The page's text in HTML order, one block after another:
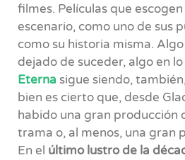
filmes. Películas que
escenario, como uno de sus
como su historia misma.
dejado de suceder, algo en
Eterna sigue siendo,
bien es cierto que, desde
habido una gran producción
trama o, al menos, una gran
En el último lustro de la